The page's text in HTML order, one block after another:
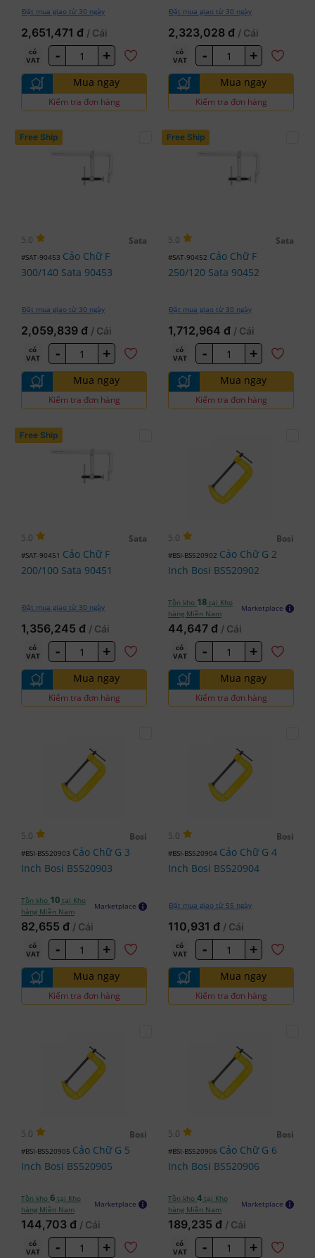
Đặt mua giao từ 30 ngày
2,651,471 đ / Cái
có
VAT
- +
Mua ngay
Kiểm tra đơn hàng
Đặt mua giao từ 30 ngày
2,323,028 đ / Cái
có
VAT
- +
Mua ngay
Kiểm tra đơn hàng
Free Ship
5.0 Sata
#SAT-90453 Cảo Chữ F
300/140 Sata 90453
Đặt mua giao từ 30 ngày
2,059,839 đ / Cái
có
VAT
- +
Mua ngay
Kiểm tra đơn hàng
Free Ship
5.0 Sata
#SAT-90452 Cảo Chữ F
250/120 Sata 90452
Đặt mua giao từ 30 ngày
1,712,964 đ / Cái
có
VAT
- +
Mua ngay
Kiểm tra đơn hàng
Free Ship
5.0 Sata
#SAT-90451 Cảo Chữ F
200/100 Sata 90451
Đặt mua giao từ 30 ngày
1,356,245 đ / Cái
có
VAT
- +
Mua ngay
Kiểm tra đơn hàng
5.0 Bosi
#BSI-BS520902 Cảo Chữ G 2
Inch Bosi BS520902
Tồn kho 18 tại Kho
hàng Miền Nam
Marketplace
44,647 đ / Cái
có
VAT
- +
Mua ngay
Kiểm tra đơn hàng
5.0 Bosi
#BSI-BS520903 Cảo Chữ G 3
Inch Bosi BS520903
Tồn kho 10 tại Kho
hàng Miền Nam
Marketplace
82,655 đ / Cái
có
VAT
- +
Mua ngay
Kiểm tra đơn hàng
5.0 Bosi
#BSI-BS520904 Cảo Chữ G 4
Inch Bosi BS520904
Đặt mua giao từ 55 ngày
110,931 đ / Cái
có
VAT
- +
Mua ngay
Kiểm tra đơn hàng
5.0 Bosi
#BSI-BS520905 Cảo Chữ G 5
Inch Bosi BS520905
Tồn kho 6 tại Kho
hàng Miền Nam
Marketplace
144,703 đ / Cái
có
VAT
- +
5.0 Bosi
#BSI-BS520906 Cảo Chữ G 6
Inch Bosi BS520906
Tồn kho 4 tại Kho
hàng Miền Nam
Marketplace
189,235 đ / Cái
có
VAT
- +